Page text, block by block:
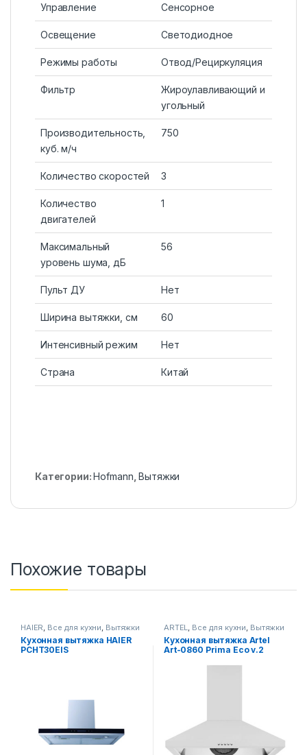
Управление Сенсорное
Освещение Светодиодное
Режимы работы Отвод/Рециркуляция
Фильтр
Жироулавливающий и
угольный
Производительность,
куб. м/ч
750
Количество скоростей 3
Количество
двигателей
1
Максимальный
уровень шума, дБ
56
Пульт ДУ Нет
Ширина вытяжки, см 60
Интенсивный режим Нет
Страна Китай
Категории:Hofmann ,Вытяжки
Похожие товары
HAIER, Все для кухни, Вытяжки
Кухонная вытяжка HAIER
PCHT30EIS
ARTEL, Все для кухни, Вытяжки
Кухонная вытяжка Artel
Art-0860 Prima Eco v.2